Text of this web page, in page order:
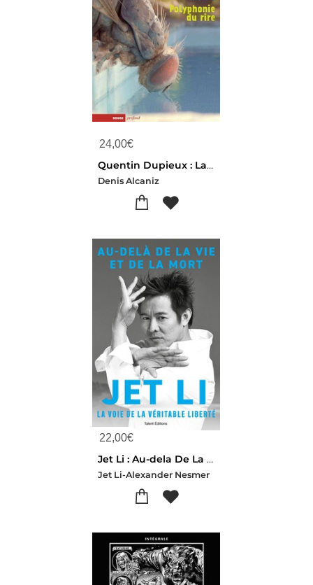
24,00€
Quentin Dupieux : La Polyphonie Du Rire
Denis Alcaniz
22,00€
Jet Li : Au-dela De La Vie Et De La Mort, Mon Chemin Interieur
Jet Li-Alexander Nesmer